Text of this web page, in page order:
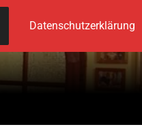
Datenschutzerklärung